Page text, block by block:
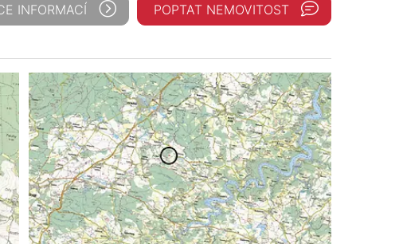
INFORMACÍ POPTAT NEMOVITOST